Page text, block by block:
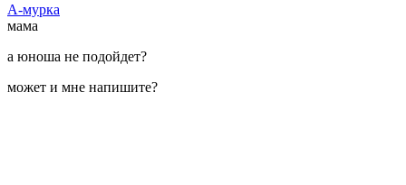
А-мурка
мама
а юноша не подойдет?
может и мне напишите?